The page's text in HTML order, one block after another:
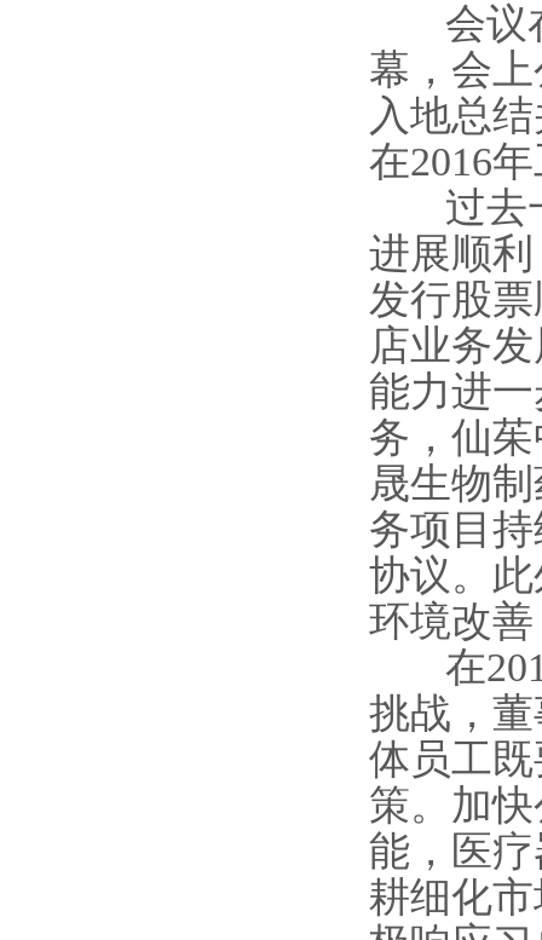
会议在
幕，会
入地总
在2016
过去一
进展顺
发行股
店业务
能力进
务，仙
晟生物
务项目
协议。
环境改
在2017
挑战，
体员工
策。加
能，医
耕细化